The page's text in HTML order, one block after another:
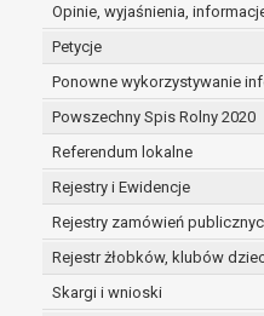
Opinie, wyjaśnienia,
Petycje
Ponowne wykorzystywanie
Powszechny Spis Rolny 2020
Referendum lokalne
Rejestry i Ewidencje
Rejestry zamówień
Rejestr żłobków, klubów
Skargi i wnioski
dane są
prawo do
osobowych
zapomnianym)
w przypadku gdy:
dane nie
dla
sposób
osoba,
sprzeciw
danych